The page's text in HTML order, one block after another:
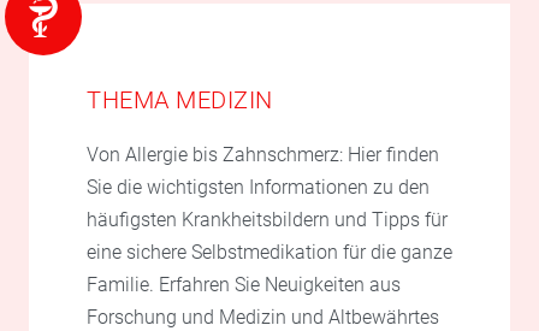
THEMA MEDIZIN
Von Allergie bis Zahnschmerz: Hier finden
Sie die wichtigsten Informationen zu den
häufigsten Krankheitsbildern und Tipps für
eine sichere Selbstmedikation für die ganze
Familie. Erfahren Sie Neuigkeiten aus
Forschung und Medizin und Altbewährtes